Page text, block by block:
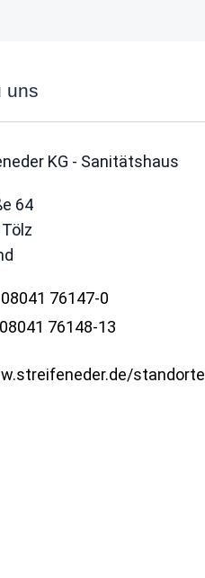
uns
KG - Sanitätshaus
64
08041 76147-0
08041 76148-13
standorte